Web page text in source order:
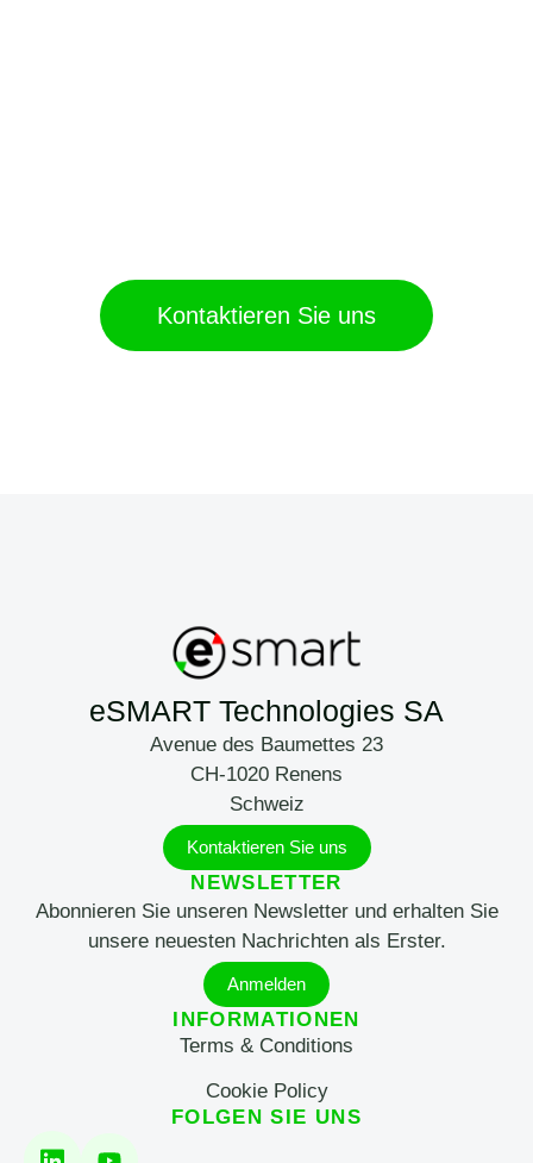
Kontaktieren Sie uns
eSMART Technologies SA
Avenue des Baumettes 23
CH-1020 Renens
Schweiz
Kontaktieren Sie uns
NEWSLETTER
Abonnieren Sie unseren Newsletter und erhalten Sie
unsere neuesten Nachrichten als Erster.
Anmelden
INFORMATIONEN
Terms & Conditions
Cookie Policy
FOLGEN SIE UNS